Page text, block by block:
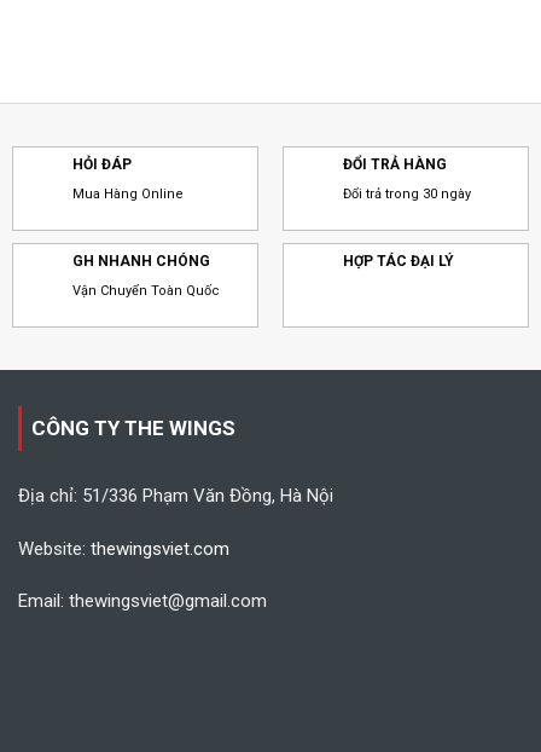
HỎI ĐÁP
Mua Hàng Online
ĐỔI TRẢ HÀNG
Đổi trả trong 30 ngày
GH NHANH CHÓNG
Vận Chuyển Toàn Quốc
HỢP TÁC ĐẠI LÝ
CÔNG TY THE WINGS
Địa chỉ: 51/336 Phạm Văn Đồng, Hà Nội
Website: thewingsviet.com
Email: thewingsviet@gmail.com